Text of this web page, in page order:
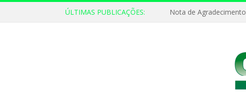
ÚLTIMAS PUBLICAÇÕES: Nota de Agradecimento